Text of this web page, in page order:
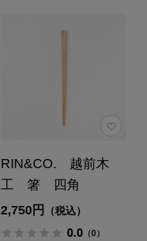
RIN&CO. 越前木
工 箸 四角
2,750円 （税込）
0.0（0）